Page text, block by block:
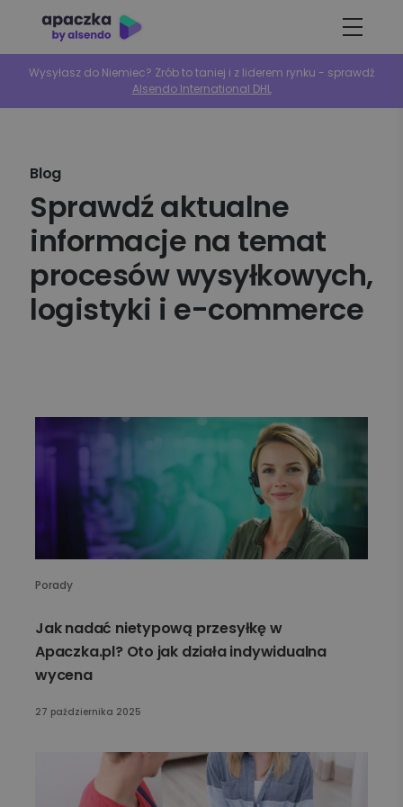
Wysyłasz do Niemiec? Zrób to taniej i z liderem rynku - sprawdź
Alsendo International DHL
Blog
Sprawdź aktualne
informacje na temat
procesów wysyłkowych,
logistyki i e-commerce
Porady
Jak nadać nietypową przesyłkę w
Apaczka.pl? Oto jak działa indywidualna
wycena
27 października 2025